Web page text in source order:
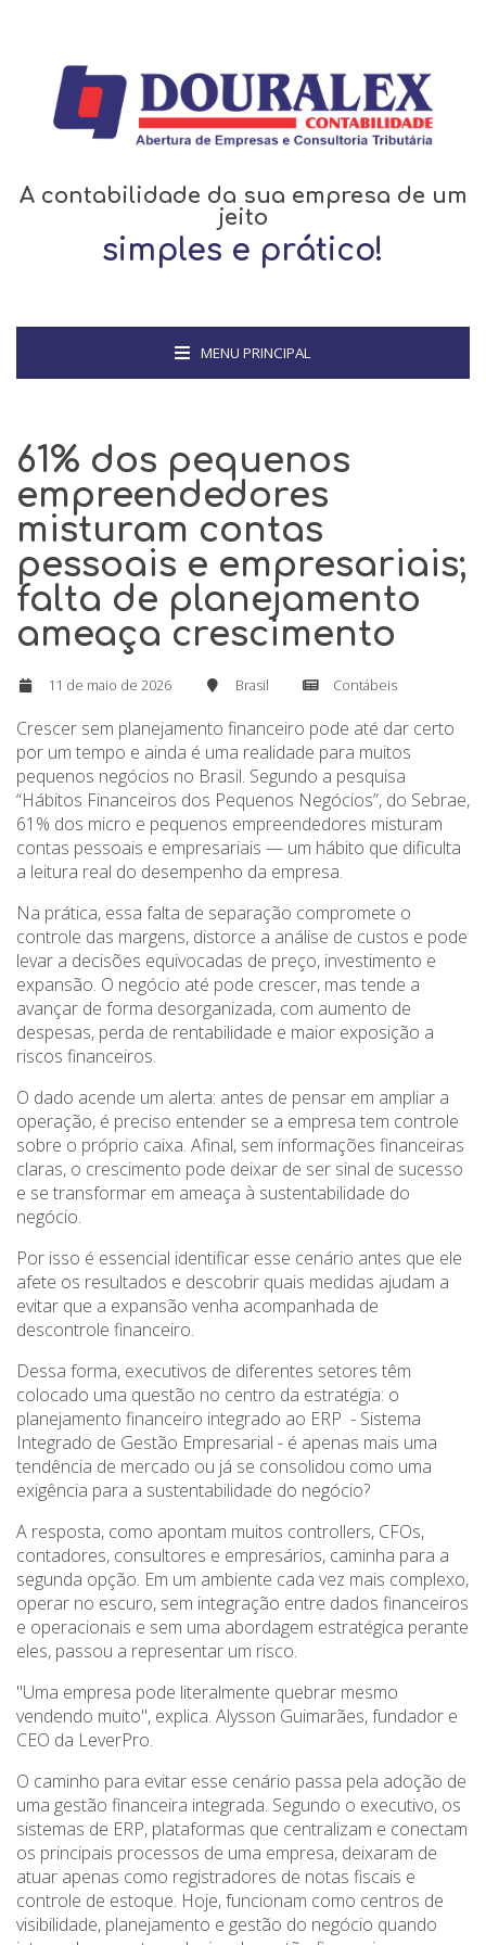
A contabilidade da sua empresa de um
jeito
simples e prático!
MENU PRINCIPAL
61% dos pequenos
empreendedores
misturam contas
pessoais e empresariais;
falta de planejamento
ameaça crescimento
11 de maio de 2026 Brasil Contábeis
Crescer sem planejamento financeiro pode até dar certo
por um tempo e ainda é uma realidade para muitos
pequenos negócios no Brasil. Segundo a pesquisa
“Hábitos Financeiros dos Pequenos Negócios”, do Sebrae,
61% dos micro e pequenos empreendedores misturam
contas pessoais e empresariais — um hábito que dificulta
a leitura real do desempenho da empresa.
Na prática, essa falta de separação compromete o
controle das margens, distorce a análise de custos e pode
levar a decisões equivocadas de preço, investimento e
expansão. O negócio até pode crescer, mas tende a
avançar de forma desorganizada, com aumento de
despesas, perda de rentabilidade e maior exposição a
riscos financeiros.
O dado acende um alerta: antes de pensar em ampliar a
operação, é preciso entender se a empresa tem controle
sobre o próprio caixa. Afinal, sem informações financeiras
claras, o crescimento pode deixar de ser sinal de sucesso
e se transformar em ameaça à sustentabilidade do
negócio.
Por isso é essencial identificar esse cenário antes que ele
afete os resultados e descobrir quais medidas ajudam a
evitar que a expansão venha acompanhada de
descontrole financeiro.
Dessa forma, executivos de diferentes setores têm
colocado uma questão no centro da estratégia: o
planejamento financeiro integrado ao ERP - Sistema
Integrado de Gestão Empresarial - é apenas mais uma
tendência de mercado ou já se consolidou como uma
exigência para a sustentabilidade do negócio?
A resposta, como apontam muitos controllers, CFOs,
contadores, consultores e empresários, caminha para a
segunda opção. Em um ambiente cada vez mais complexo,
operar no escuro, sem integração entre dados financeiros
e operacionais e sem uma abordagem estratégica perante
eles, passou a representar um risco.
"Uma empresa pode literalmente quebrar mesmo
vendendo muito", explica. Alysson Guimarães, fundador e
CEO da LeverPro.
O caminho para evitar esse cenário passa pela adoção de
uma gestão financeira integrada. Segundo o executivo, os
sistemas de ERP, plataformas que centralizam e conectam
os principais processos de uma empresa, deixaram de
atuar apenas como registradores de notas fiscais e
controle de estoque. Hoje, funcionam como centros de
visibilidade, planejamento e gestão do negócio quando